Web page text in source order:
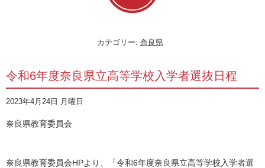
カテゴリー: 奈良県
令和6年度奈良県立高等学校入学者選抜日程
2023年4月24日 月曜日
奈良県教育委員会
奈良県教育委員会HPより、「令和6年度奈良県立高等学校入学者選